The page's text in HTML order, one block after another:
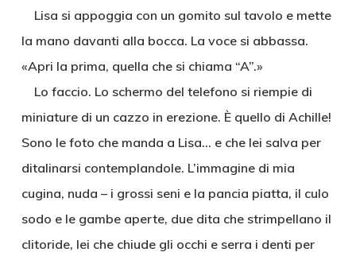
Lisa si appoggia con un gomito sul tavolo e mette
la mano davanti alla bocca. La voce si abbassa.
«Apri la prima, quella che si chiama “A”.»
Lo faccio. Lo schermo del telefono si riempie di
miniature di un cazzo in erezione. È quello di Achille!
Sono le foto che manda a Lisa… e che lei salva per
ditalinarsi contemplandole. L’immagine di mia
cugina, nuda – i grossi seni e la pancia piatta, il culo
sodo e le gambe aperte, due dita che strimpellano il
clitoride, lei che chiude gli occhi e serra i denti per